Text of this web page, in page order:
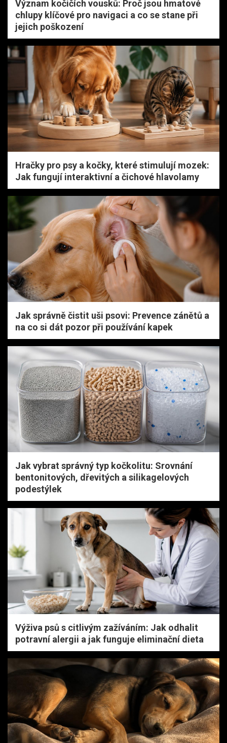
Význam kočičích vousků: Proč jsou hmatové
chlupy klíčové pro navigaci a co se stane při
jejich poškození
Hračky pro psy a kočky, které stimulují mozek:
Jak fungují interaktivní a čichové hlavolamy
Jak správně čistit uši psovi: Prevence zánětů a
na co si dát pozor při používání kapek
Jak vybrat správný typ kočkolitu: Srovnání
bentonitových, dřevitých a silikagelových
podestýlek
Výživa psů s citlivým zažíváním: Jak odhalit
potravní alergii a jak funguje eliminační dieta